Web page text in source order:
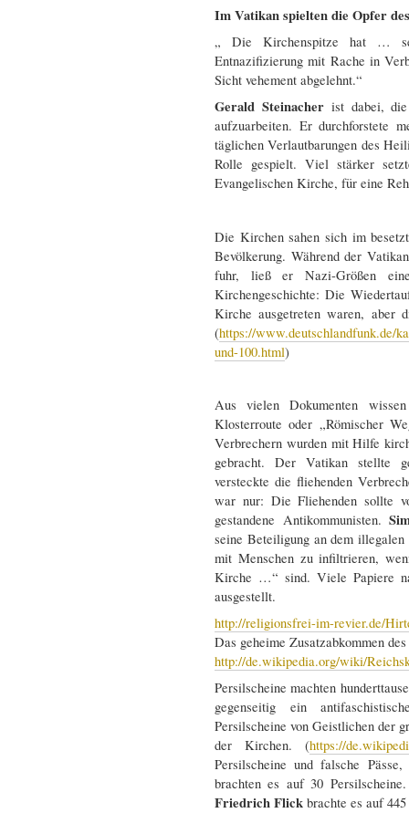
Im Vatikan spielten die Opfer
„ Die Kirchenspitze hat …
Entnazifizierung mit Rache in
Sicht vehement abgelehnt.“
Gerald Steinacher ist dabei,
aufzuarbeiten. Er durchforstete
täglichen Verlautbarungen des
Rolle gespielt. Viel stärker
Evangelischen Kirche, für eine
Die Kirchen sahen sich im
Bevölkerung. Während der
fuhr, ließ er Nazi-Größen
Kirchengeschichte: Die
Kirche ausgetreten waren, aber
(https://www.deutschlandfunk.de/
und-100.html)
Aus vielen Dokumenten
Klosterroute oder „Römischer
Verbrechern wurden mit Hilfe
gebracht. Der Vatikan stellte
versteckte die fliehenden
war nur: Die Fliehenden sollte
gestandene Antikommunisten.
seine Beteiligung an dem
mit Menschen zu infiltrieren,
Kirche …“ sind. Viele Papiere
ausgestellt.
http://religionsfrei-im-revier.de/
Das geheime Zusatzabkommen
http://de.wikipedia.org/wiki/
Persilscheine machten
gegenseitig ein
Persilscheine von Geistlichen der
der Kirchen. (https://
Persilscheine und falsche
brachten es auf 30
Friedrich Flick brachte es auf